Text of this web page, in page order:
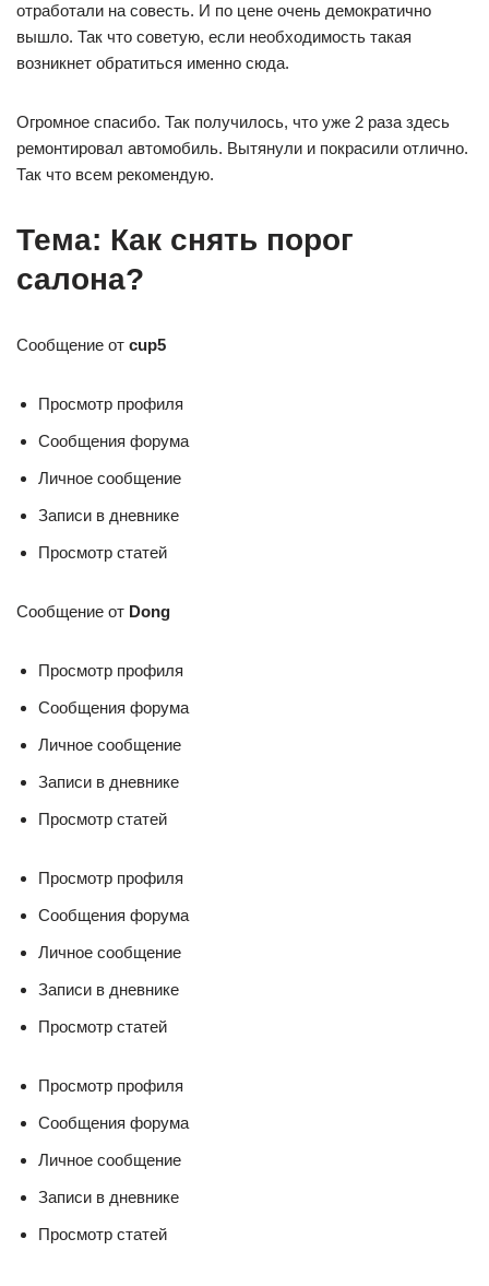
отработали на совесть. И по цене очень демократично
вышло. Так что советую, если необходимость такая
возникнет обратиться именно сюда.
Огромное спасибо. Так получилось, что уже 2 раза здесь
ремонтировал автомобиль. Вытянули и покрасили отлично.
Так что всем рекомендую.
Тема: Как снять порог
салона?
Сообщение от cup5
Просмотр профиля
Сообщения форума
Личное сообщение
Записи в дневнике
Просмотр статей
Сообщение от Dong
Просмотр профиля
Сообщения форума
Личное сообщение
Записи в дневнике
Просмотр статей
Просмотр профиля
Сообщения форума
Личное сообщение
Записи в дневнике
Просмотр статей
Просмотр профиля
Сообщения форума
Личное сообщение
Записи в дневнике
Просмотр статей